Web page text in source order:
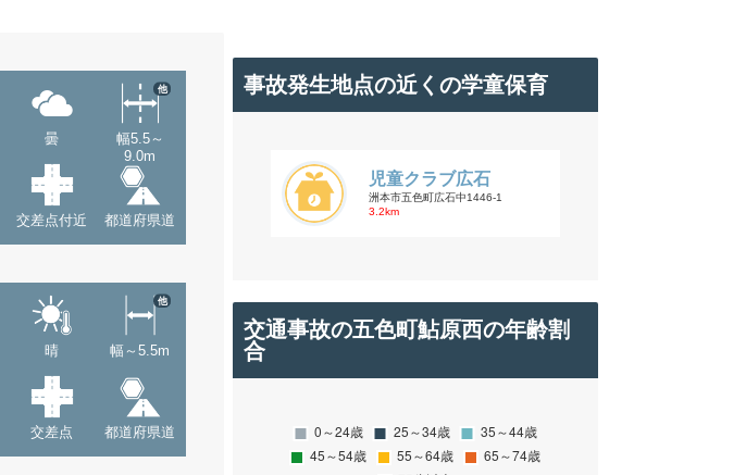
曇
幅5.5～
9.0m
他
交差点付近 都道府県道
晴 幅～5.5m
他
交差点 都道府県道
事故発生地点の近くの学童保育
児童クラブ広石
洲本市五色町広石中1446-1
3.2km
交通事故の五色町鮎原西の年齢割
合